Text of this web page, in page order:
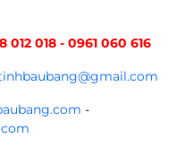
012 018 - 0961 060 616
-